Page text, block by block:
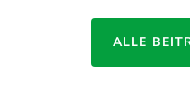
ALLE